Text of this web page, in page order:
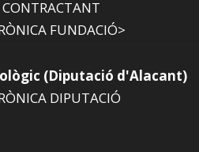
FUNDACIÓ>
(Diputació d'Alacant)
DIPUTACIÓ